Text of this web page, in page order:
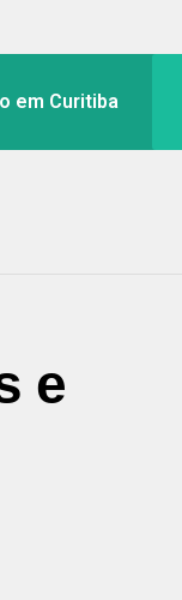
em Curitiba
e